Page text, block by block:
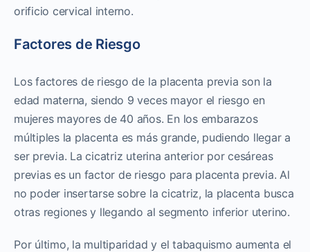
orificio cervical interno.
Factores de Riesgo
Los factores de riesgo de la placenta previa son la
edad materna, siendo 9 veces mayor el riesgo en
mujeres mayores de 40 años. En los embarazos
múltiples la placenta es más grande, pudiendo llegar a
ser previa. La cicatriz uterina anterior por cesáreas
previas es un factor de riesgo para placenta previa. Al
no poder insertarse sobre la cicatriz, la placenta busca
otras regiones y llegando al segmento inferior uterino.
Por último, la multiparidad y el tabaquismo aumenta el